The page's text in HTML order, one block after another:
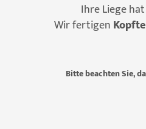
Ihre Liege
Wir fertigen
Bitte beachten Sie,